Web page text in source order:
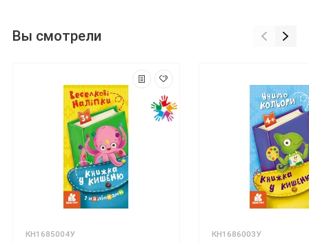
Вы смотрели
КН1685004У КН1686003У